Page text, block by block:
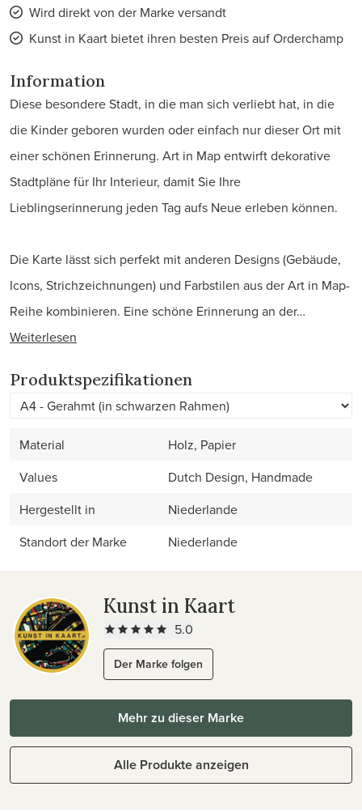
Wird direkt von der Marke versandt
Kunst in Kaart bietet ihren besten Preis auf Orderchamp
Information
Diese besondere Stadt, in die man sich verliebt hat, in die
die Kinder geboren wurden oder einfach nur dieser Ort mit
einer schönen Erinnerung. Art in Map entwirft dekorative
Stadtpläne für Ihr Interieur, damit Sie Ihre
Lieblingserinnerung jeden Tag aufs Neue erleben können.
Die Karte lässt sich perfekt mit anderen Designs (Gebäude,
Icons, Strichzeichnungen) und Farbstilen aus der Art in Map-
Reihe kombinieren. Eine schöne Erinnerung an der…
Weiterlesen
Produktspezifikationen
Material
Holz, Papier
Values
Dutch Design, Handmade
Hergestellt in
Niederlande
Standort der Marke
Niederlande
Kunst in Kaart
5.0
Der Marke folgen
Mehr zu dieser Marke
Alle Produkte anzeigen